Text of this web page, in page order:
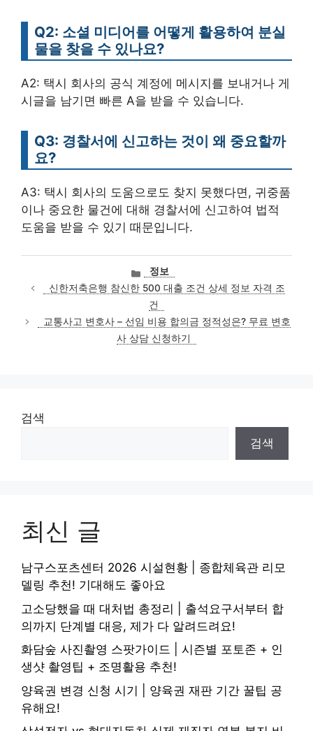
Q2: 소셜 미디어를 어떻게 활용하여 분실
물을 찾을 수 있나요?
A2: 택시 회사의 공식 계정에 메시지를 보내거나 게
시글을 남기면 빠른 A을 받을 수 있습니다.
Q3: 경찰서에 신고하는 것이 왜 중요할까
요?
A3: 택시 회사의 도움으로도 찾지 못했다면, 귀중품
이나 중요한 물건에 대해 경찰서에 신고하여 법적
도움을 받을 수 있기 때문입니다.
카
테
고
리
정보
신한저축은행 참신한 500 대출 조건 상세 정보 자격 조
건
교통사고 변호사 – 선임 비용 합의금 정적성은? 무료 변호
사 상담 신청하기
검색
검색
최신 글
남구스포츠센터 2026 시설현황 | 종합체육관 리모
델링 추천! 기대해도 좋아요
고소당했을 때 대처법 총정리 | 출석요구서부터 합
의까지 단계별 대응, 제가 다 알려드려요!
화담숲 사진촬영 스팟가이드 | 시즌별 포토존 + 인
생샷 촬영팁 + 조명활용 추천!
양육권 변경 신청 시기 | 양육권 재판 기간 꿀팁 공
유해요!